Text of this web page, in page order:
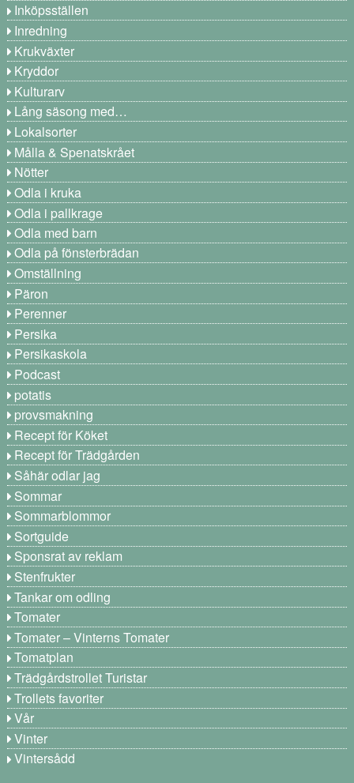
Inköpsställen
Inredning
Krukväxter
Kryddor
Kulturarv
Lång säsong med…
Lokalsorter
Målla & Spenatskrået
Nötter
Odla i kruka
Odla i pallkrage
Odla med barn
Odla på fönsterbrädan
Omställning
Päron
Perenner
Persika
Persikaskola
Podcast
potatis
provsmakning
Recept för Köket
Recept för Trädgården
Såhär odlar jag
Sommar
Sommarblommor
Sortguide
Sponsrat av reklam
Stenfrukter
Tankar om odling
Tomater
Tomater – Vinterns Tomater
Tomatplan
Trädgårdstrollet Turistar
Trollets favoriter
Vår
Vinter
Vintersådd